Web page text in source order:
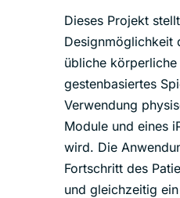
Dieses Projekt
Designmöglichkeit
übliche
gestenbasiertes
Verwendung
Module und eines
wird. Die
Fortschritt des
und gleichzeitig